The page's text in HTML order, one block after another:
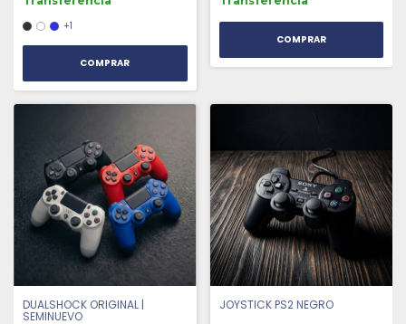
+1
COMPRAR
DUALSHOCK ORIGINAL |
SEMINUEVO
JOYSTICK PS2 NEGRO